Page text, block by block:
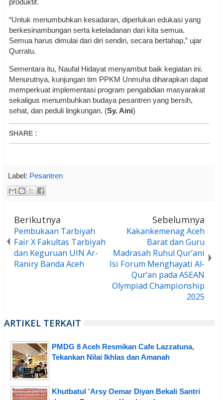
produktif.
“Untuk menumbuhkan kesadaran, diperlukan edukasi yang
berkesinambungan serta keteladanan dari kita semua.
Semua harus dimulai dari diri sendiri, secara bertahap,” ujar
Qurratu.
Sementara itu, Naufal Hidayat menyambut baik kegiatan ini.
Menurutnya, kunjungan tim PPKM Unmuha diharapkan dapat
memperkuat implementasi program pengabdian masyarakat
sekaligus menumbuhkan budaya pesantren yang bersih,
sehat, dan peduli lingkungan. (Sy. Aini)
SHARE :
Label: Pesantren
Berikutnya
Pembukaan Tarbiyah
Fair X Fakultas Tarbiyah
dan Keguruan UIN Ar-
Raniry Banda Aceh
Sebelumnya
Kakankemenag Aceh
Barat dan Guru
Madrasah Ruhul Qur’ani
Isi Forum Menghayati Al-
Qur’an pada ASEAN
Olympiad Championship
2025
ARTIKEL TERKAIT
PMDG 8 Aceh Resmikan Cafe Lazzatuna,
Tekankan Nilai Ikhlas dan Amanah
Khutbatul 'Arsy Oemar Diyan Bekali Santri